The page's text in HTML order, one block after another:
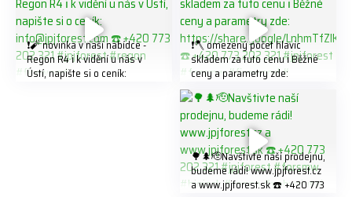
❗️🧨 novinka v naší nabídce -
Regon R4 ℹ️ k vidění u nás v
Ústí, napište si o ceník:
❗️🪓 omezený počet hlavic
skladem za tuto cenu ℹ️ Běžné
ceny a parametry zde:
K8W5t7i6o ☎️ +420 773 202
321 #jpjforest #forsmw
#firewood #
🌳🌲🫡Navštivte naší prodejnu,
budeme rádi! www.jpjforest.cz
a www.jpjforest.sk ☎️ +420 773